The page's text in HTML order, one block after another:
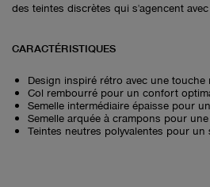
des teintes discrètes qui s'agencent avec
CARACTÉRISTIQUES
Design inspiré rétro avec une touche
Col rembourré pour un confort
Semelle intermédiaire épaisse pour
Semelle arquée à crampons pour
Teintes neutres polyvalentes pour un